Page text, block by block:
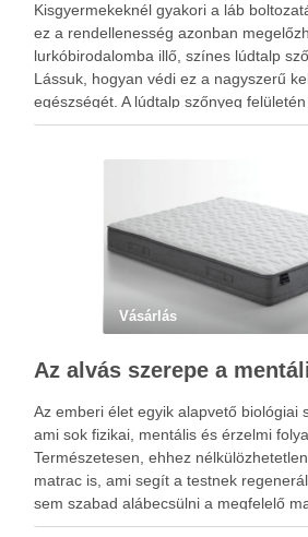
Kisgyermekeknél gyakori a láb
ez a rendellenesség azonban
lurkóbirodalomba illő, színes lúdtalp
Lássuk, hogyan védi ez a nagyszerű
egészségét. A lúdtalp szőnyeg
sokasága található, amelyek speciális
Vásárlás
Az emberi élet egyik alapvető biológiai
ami sok fizikai, mentális és érzelmi
Természetesen, ehhez
matrac is, ami segít a testnek
sem szabad alábecsülni a megfelelő
a fontosságát. Az alvás idején